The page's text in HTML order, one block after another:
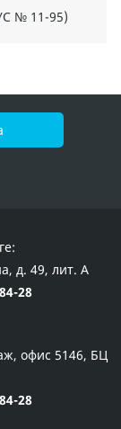
№ 11-95)
д. 49, лит. А
28
офис 5146, БЦ
28